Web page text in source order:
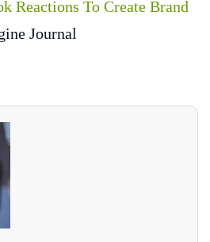
Reactions To Create Brand
Journal